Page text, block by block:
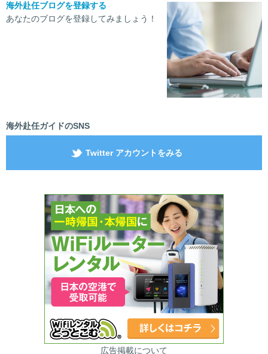
海外赴任ブログを登録する
あなたのブログを登録してみましょう！
海外赴任ガイドのSNS
Twitter アカウントをみる
広告掲載について